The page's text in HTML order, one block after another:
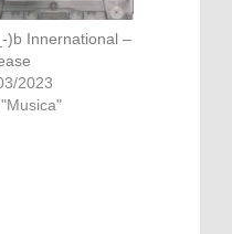
)b Innernational –
2023